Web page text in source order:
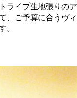
ライプ生地張りの
、ご予算に合うヴ
。